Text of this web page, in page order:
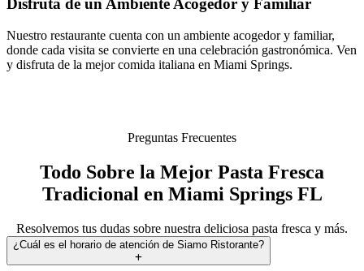
Disfruta de un Ambiente Acogedor y Familiar
Nuestro restaurante cuenta con un ambiente acogedor y familiar,
donde cada visita se convierte en una celebración gastronómica. Ven
y disfruta de la mejor comida italiana en Miami Springs.
Preguntas Frecuentes
Todo Sobre la Mejor Pasta Fresca
Tradicional en Miami Springs FL
Resolvemos tus dudas sobre nuestra deliciosa pasta fresca y más.
¿Cuál es el horario de atención de Siamo Ristorante?